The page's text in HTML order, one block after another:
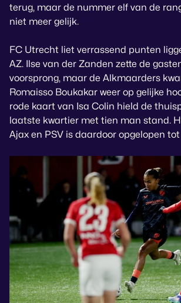
terug, maar de nummer elf van de
niet meer gelijk.
FC Utrecht liet verrassend punten
AZ. Ilse van der Zanden zette de
voorsprong, maar de Alkmaarders
Romaisso Boukakar weer op gelijke
rode kaart van Isa Colin hield de
laatste kwartier met tien man stand.
Ajax en PSV is daardoor opgelopen